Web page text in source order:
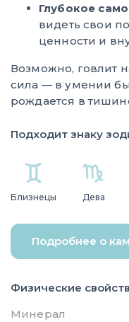
Глубокое
видеть свои
ценности и
Возможно, говлит
сила — в умении
рождается в
Подходит знаку
Близнецы Дева
Подробнее о
Физические
Минерал